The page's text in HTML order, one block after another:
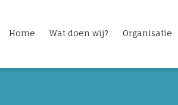
Home Wat doen wij? Organisatie